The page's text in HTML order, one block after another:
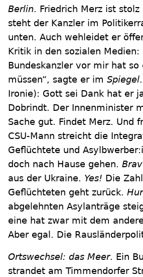
Berlin. Friedrich Merz ist
steht der Kanzler im
unten. Auch wehleidet er
Kritik in den sozialen Medien:
Bundeskanzler vor mir hat so
müssen“, sagte er im Spiegel
Ironie): Gott sei Dank hat er
Dobrindt. Der Innenminister
Sache gut. Findet Merz. Und
CSU-Mann streicht die
Geflüchtete und
doch nach Hause gehen.
aus der Ukraine. Yes! Die
Geflüchteten geht zurück.
abgelehnten Asylanträge
eine hat zwar mit dem
Aber egal. Die
Ortswechsel: das Meer. Ein
strandet am Timmendorfer